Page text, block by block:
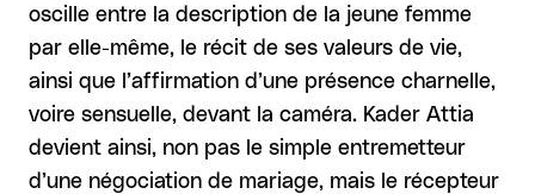
oscille entre la description de la jeune femme
par elle-même, le récit de ses valeurs de vie,
ainsi que l’affirmation d’une présence charnelle,
voire sensuelle, devant la caméra. Kader Attia
devient ainsi, non pas le simple entremetteur
d’une négociation de mariage, mais le récepteur